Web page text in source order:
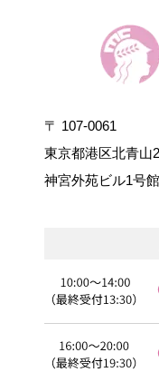
〒 107-0061
東京都港区北青
神宮外苑ビル1号